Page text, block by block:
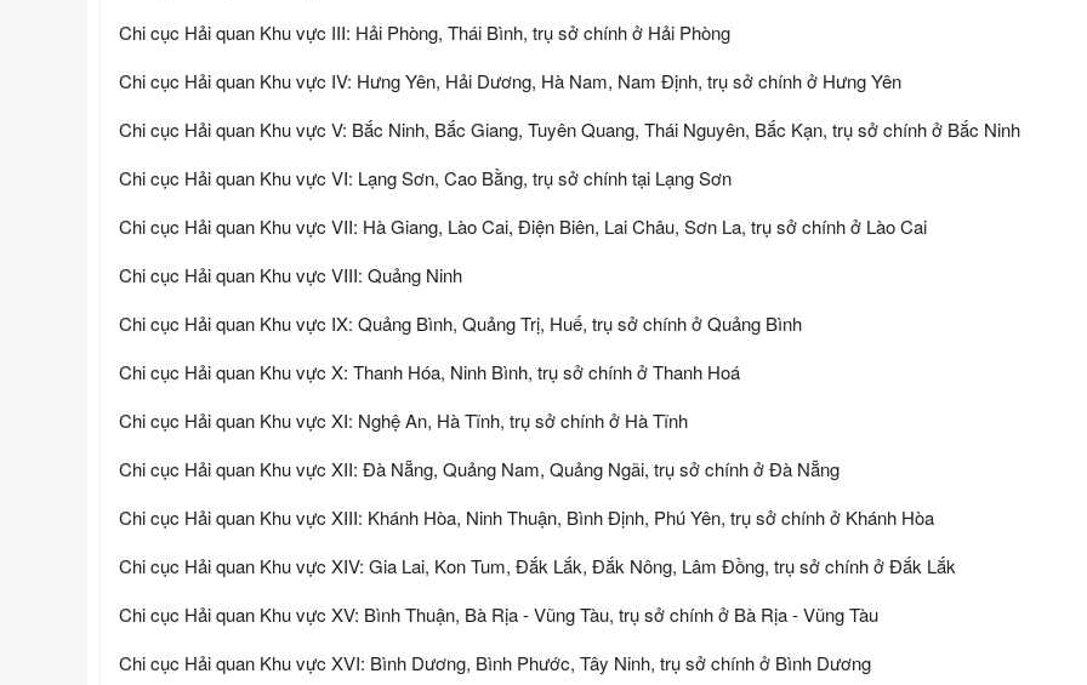
Chi cục Hải quan Khu vực III: Hải Phòng, Thái Bình, trụ sở chính ở Hải Phòng
Chi cục Hải quan Khu vực IV: Hưng Yên, Hải Dương, Hà Nam, Nam Định, trụ sở chính ở Hưng Yên
Chi cục Hải quan Khu vực V: Bắc Ninh, Bắc Giang, Tuyên Quang, Thái Nguyên, Bắc Kạn, trụ sở chính ở Bắc Ninh
Chi cục Hải quan Khu vực VI: Lạng Sơn, Cao Bằng, trụ sở chính tại Lạng Sơn
Chi cục Hải quan Khu vực VII: Hà Giang, Lào Cai, Điện Biên, Lai Châu, Sơn La, trụ sở chính ở Lào Cai
Chi cục Hải quan Khu vực VIII: Quảng Ninh
Chi cục Hải quan Khu vực IX: Quảng Bình, Quảng Trị, Huế, trụ sở chính ở Quảng Bình
Chi cục Hải quan Khu vực X: Thanh Hóa, Ninh Bình, trụ sở chính ở Thanh Hoá
Chi cục Hải quan Khu vực XI: Nghệ An, Hà Tĩnh, trụ sở chính ở Hà Tĩnh
Chi cục Hải quan Khu vực XII: Đà Nẵng, Quảng Nam, Quảng Ngãi, trụ sở chính ở Đà Nẵng
Chi cục Hải quan Khu vực XIII: Khánh Hòa, Ninh Thuận, Bình Định, Phú Yên, trụ sở chính ở Khánh Hòa
Chi cục Hải quan Khu vực XIV: Gia Lai, Kon Tum, Đắk Lắk, Đắk Nông, Lâm Đồng, trụ sở chính ở Đắk Lắk
Chi cục Hải quan Khu vực XV: Bình Thuận, Bà Rịa - Vũng Tàu, trụ sở chính ở Bà Rịa - Vũng Tàu
Chi cục Hải quan Khu vực XVI: Bình Dương, Bình Phước, Tây Ninh, trụ sở chính ở Bình Dương